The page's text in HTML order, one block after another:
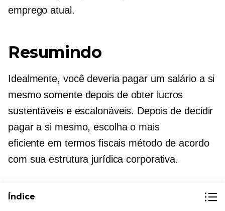
emprego atual.
Resumindo
Idealmente, você deveria pagar um salário a si
mesmo somente depois de obter lucros
sustentáveis ​​e escalonáveis. Depois de decidir
pagar a si mesmo, escolha o mais
eficiente em termos fiscais método de acordo
com sua estrutura jurídica corporativa.
Considere as normas do setor, seu salário
Índice